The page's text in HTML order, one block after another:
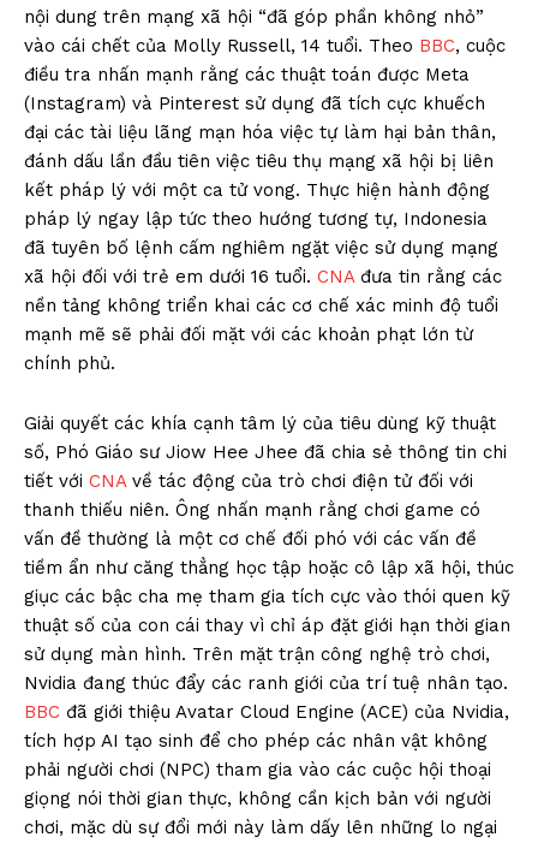
nội dung trên mạng xã hội “đã góp phần không nhỏ”
vào cái chết của Molly Russell, 14 tuổi. Theo BBC, cuộc
điều tra nhấn mạnh rằng các thuật toán được Meta
(Instagram) và Pinterest sử dụng đã tích cực khuếch
đại các tài liệu lãng mạn hóa việc tự làm hại bản thân,
đánh dấu lần đầu tiên việc tiêu thụ mạng xã hội bị liên
kết pháp lý với một ca tử vong. Thực hiện hành động
pháp lý ngay lập tức theo hướng tương tự, Indonesia
đã tuyên bố lệnh cấm nghiêm ngặt việc sử dụng mạng
xã hội đối với trẻ em dưới 16 tuổi. CNAđưa tin rằng các
nền tảng không triển khai các cơ chế xác minh độ tuổi
mạnh mẽ sẽ phải đối mặt với các khoản phạt lớn từ
chính phủ.
Giải quyết các khía cạnh tâm lý của tiêu dùng kỹ thuật
số, Phó Giáo sư Jiow Hee Jhee đã chia sẻ thông tin chi
tiết với CNAvề tác động của trò chơi điện tử đối với
thanh thiếu niên. Ông nhấn mạnh rằng chơi game có
vấn đề thường là một cơ chế đối phó với các vấn đề
tiềm ẩn như căng thẳng học tập hoặc cô lập xã hội, thúc
giục các bậc cha mẹ tham gia tích cực vào thói quen kỹ
thuật số của con cái thay vì chỉ áp đặt giới hạn thời gian
sử dụng màn hình. Trên mặt trận công nghệ trò chơi,
Nvidia đang thúc đẩy các ranh giới của trí tuệ nhân tạo.
BBC đã giới thiệu Avatar Cloud Engine (ACE) của Nvidia,
tích hợp AI tạo sinh để cho phép các nhân vật không
phải người chơi (NPC) tham gia vào các cuộc hội thoại
giọng nói thời gian thực, không cần kịch bản với người
chơi, mặc dù sự đổi mới này làm dấy lên những lo ngại